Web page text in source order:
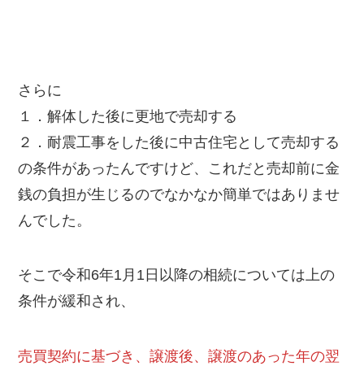
さらに
１．解体した後に更地で売却する
２．耐震工事をした後に中古住宅として売却する
の条件があったんですけど、これだと売却前に金
銭の負担が生じるのでなかなか簡単ではありませ
んでした。
そこで令和6年1月1日以降の相続については上の
条件が緩和され、
売買契約に基づき、譲渡後、譲渡のあった年の翌